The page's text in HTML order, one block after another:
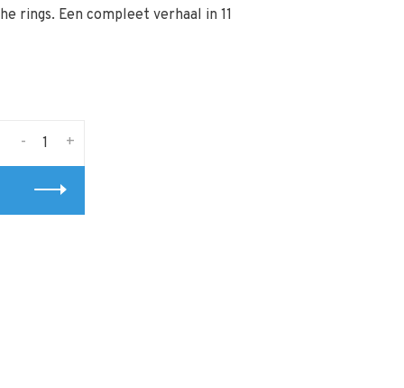
rings. Een compleet verhaal in 11
+
-